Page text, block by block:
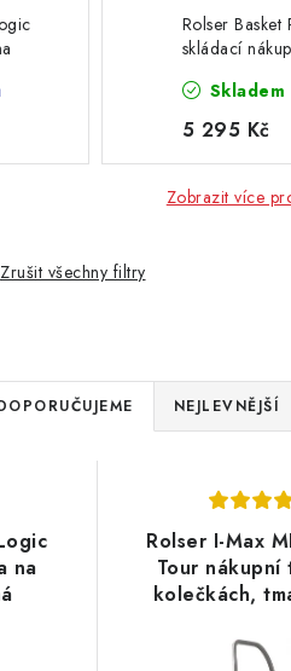
Rolser
skládací
Skladem
5 295 Kč
Zobrazit více
Zrušit všechny filtry
NEJLEVNĚJŠÍ
na
Rolser I-Max
Tour nákupní
kolečkách,